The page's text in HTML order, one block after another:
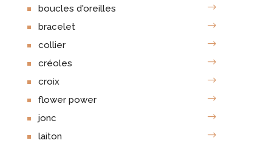
boucles d'oreilles
bracelet
collier
créoles
croix
flower power
jonc
laiton